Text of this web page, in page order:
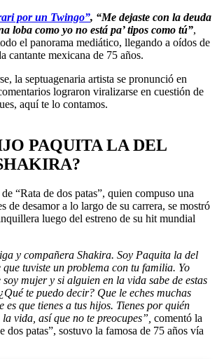
por un Twingo”, “Me dejaste con la deuda
loba como yo no está pa’ tipos como tú”,
el panorama mediático, llegando a oídos de
cantante mexicana de 75 años.
la septuagenaria artista se pronunció en
lograron viralizarse en cuestión de
aquí te lo contamos.
PAQUITA LA DEL
“Rata de dos patas”, quien compuso una
de desamor a lo largo de su carrera, se mostró
luego del estreno de su hit mundial
y compañera Shakira. Soy Paquita la del
tuviste un problema con tu familia. Yo
mujer y si alguien en la vida sabe de estas
te puedo decir? Que le eches muchas
es que tienes a tus hijos. Tienes por quién
vida, así que no te preocupes”, comentó la
dos patas”, sostuvo la famosa de 75 años vía